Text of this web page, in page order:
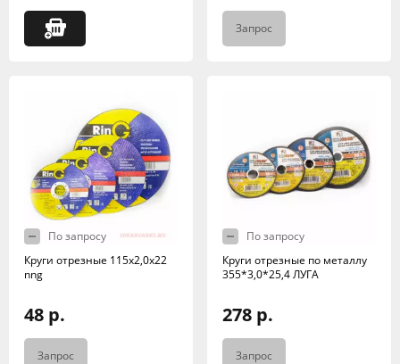
Запрос
По запросу
Круги отрезные 115х2,0х22
nng
48 р.
Запрос
По запросу
Круги отрезные по металлу
355*3,0*25,4 ЛУГА
278 р.
Запрос